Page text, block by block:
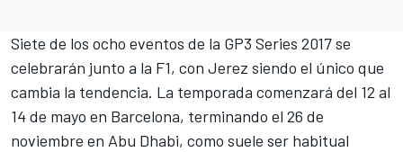
Siete de los ocho eventos de la GP3 Series 2017 se
celebrarán junto a la F1, con Jerez siendo el único que
cambia la tendencia. La temporada comenzará del 12 al
14 de mayo en Barcelona, terminando el 26 de
noviembre en Abu Dhabi, como suele ser habitual